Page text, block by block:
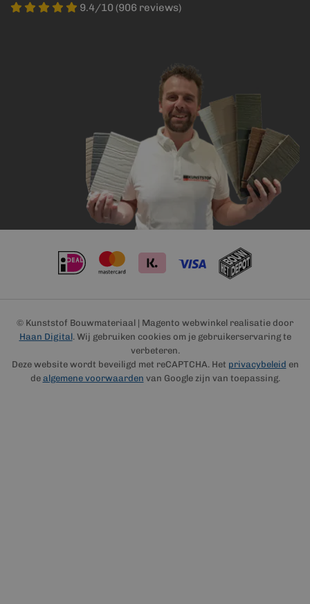
9.4/10 (906 reviews)
© Kunststof Bouwmateriaal | Magento webwinkel realisatie door
Haan Digital. Wij gebruiken cookies om je gebruikerservaring te
verbeteren.
Deze website wordt beveiligd met reCAPTCHA. Het privacybeleid en
de algemene voorwaarden van Google zijn van toepassing.